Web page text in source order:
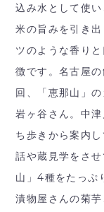
込み水として使
米の旨みを引き
ツのような香り
徴です。名古屋
回、「恵那山」
岩ヶ谷さん。中
ち歩きから案内
話や蔵見学をさ
山」4種をたっぷ
漬物屋さんの菊